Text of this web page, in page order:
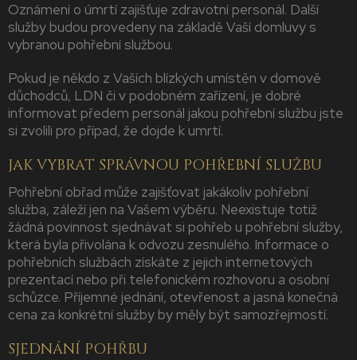
Oznámení o úmrtí zajišťuje zdravotní personál. Další
služby budou provedeny na základě Vaší domluvy s
vybranou pohřební službou.
Pokud je někdo z Vaších blízkých umístěn v domově
důchodců, LDN či v podobném zařízení, je dobré
informovat předem personál jakou pohřební službu jste
si zvolili pro případ, že dojde k umrtí.
JAK VYBRAT SPRÁVNOU POHŘEBNÍ SLUŽBU
Pohřební obřad může zajišťovat jakákoliv pohřební
služba, záleží jen na Vašem výběru. Neexistuje totiž
žádná povinnost sjednávat si pohřeb u pohřební služby,
která byla přivolána k odvozu zesnulého. Informace o
pohřebních službách získáte z jejich internetových
prezentací nebo při telefonickém rozhovoru a osobní
schůzce. Příjemné jednání, otevřenost a jasná konečná
cena za konkrétní služby by měly být samozřejmostí.
SJEDNÁNÍ POHŘBU